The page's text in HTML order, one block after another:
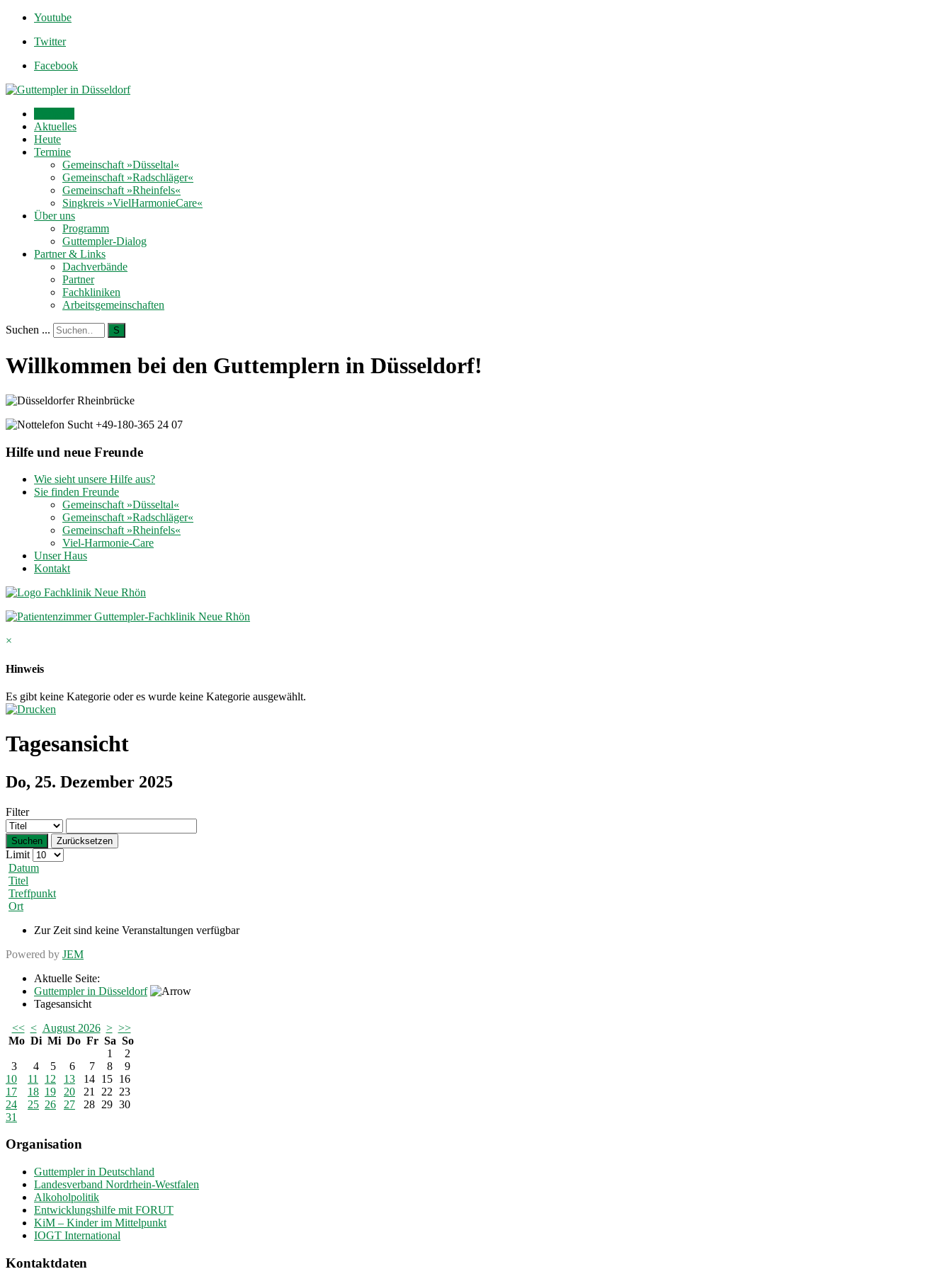
Youtube
Twitter
Facebook
Aktuelles
Heute
Termine
Gemeinschaft »Düsseltal«
Gemeinschaft »Radschläger«
Gemeinschaft »Rheinfels«
Singkreis »VielHarmonieCare«
Über uns
Programm
Guttempler-Dialog
Partner & Links
Dachverbände
Partner
Fachkliniken
Arbeitsgemeinschaften
Suchen ... S
Willkommen bei den Guttemplern in Düsseldorf!
Hilfe und neue Freunde
Wie sieht unsere Hilfe aus?
Sie finden Freunde
Gemeinschaft »Düsseltal«
Gemeinschaft »Radschläger«
Gemeinschaft »Rheinfels«
Viel-Harmonie-Care
Unser Haus
Kontakt
×
Hinweis
Es gibt keine Kategorie oder es wurde keine Kategorie ausgewählt.
Tagesansicht
Do, 25. Dezember 2025
Filter
Suchen Zurücksetzen
Limit
Datum
Titel
Treffpunkt
Ort
Zur Zeit sind keine Veranstaltungen verfügbar
Powered by JEM
Aktuelle Seite:
Guttempler in Düsseldorf
Tagesansicht
<< < August 2026 > >>
Mo Di Mi Do Fr Sa So
1
2
3
4 5 6 7 8
9
10
11 12 13 14 15 16
17
18 19 20 21 22
23
24
25 26 27 28 29 30
31
Organisation
Guttempler in Deutschland
Landesverband Nordrhein-Westfalen
Alkoholpolitik
Entwicklungshilfe mit FORUT
KiM – Kinder im Mittelpunkt
IOGT International
Kontaktdaten